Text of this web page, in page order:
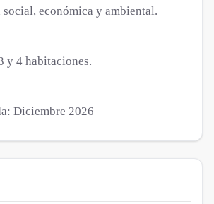
económica y ambiental.
y 4 habitaciones.
Diciembre 2026